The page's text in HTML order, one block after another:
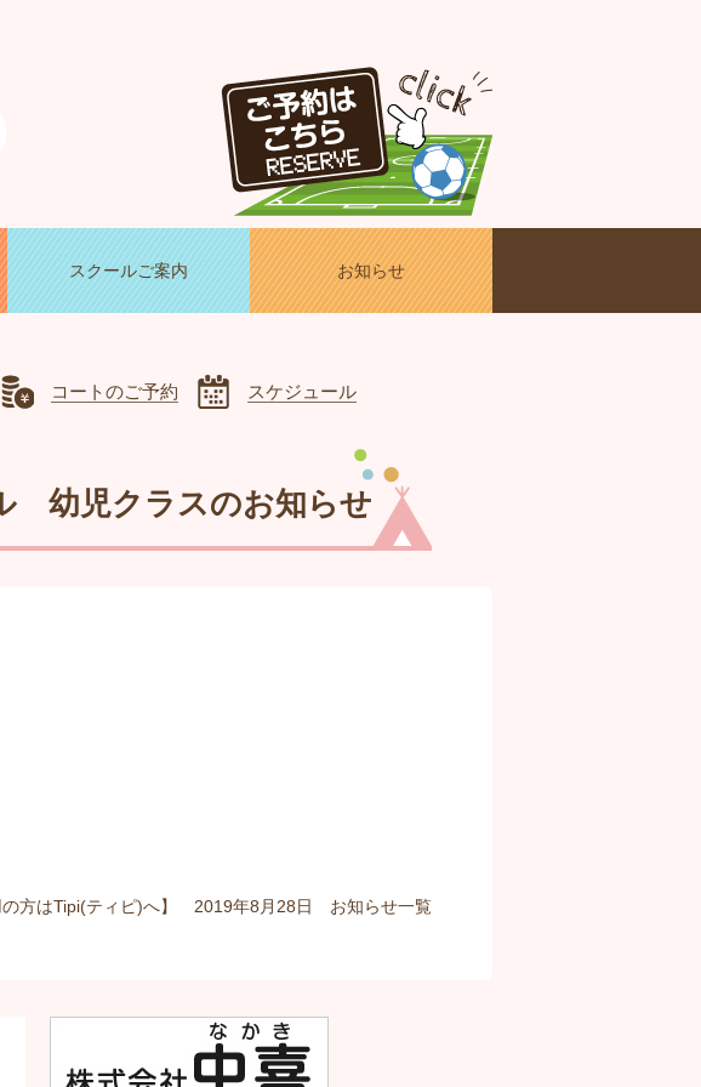
スクールご案内 お知らせ
コートのご予約 スケジュール
幼児クラスのお知らせ
の方はTipi(ティピ)へ】 2019年8月28日 お知らせ一覧